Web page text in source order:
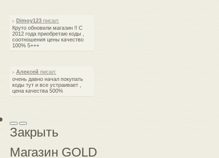
Dimoy123 писал:
Круто обновили магазин !! С
2012 года приобретаю коды ,
соотношения цены качество
100% 5+++
Алексей писал:
очень давно начал покупать
коды тут и все устраивает ,
цена качества 500%
Закрыть
Магазин GOLD